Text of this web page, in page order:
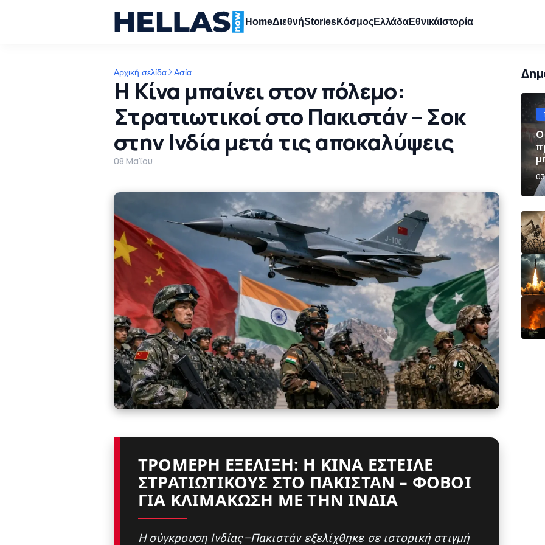
HomeΔιεθνήStoriesΚόσμοςΕλλάδαΕθνικάΙστορία
Αρχική σελίδα Ασία
Η Κίνα μπαίνει στον πόλεμο:
Στρατιωτικοί στο Πακιστάν – Σοκ
στην Ινδία μετά τις αποκαλύψεις
08 Μαΐου
ΤΡΟΜΕΡΉ ΕΞΈΛΙΞΗ: Η ΚΊΝΑ ΈΣΤΕΙΛΕ
ΣΤΡΑΤΙΩΤΙΚΟΎΣ ΣΤΟ ΠΑΚΙΣΤΆΝ – ΦΌΒΟΙ
ΓΙΑ ΚΛΙΜΆΚΩΣΗ ΜΕ ΤΗΝ ΙΝΔΊΑ
Η σύγκρουση Ινδίας–Πακιστάν εξελίχθηκε σε ιστορική στιγμή
Ο